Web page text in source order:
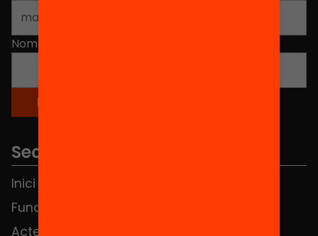
Nom
Seccions
Inici
Fundació
Actes